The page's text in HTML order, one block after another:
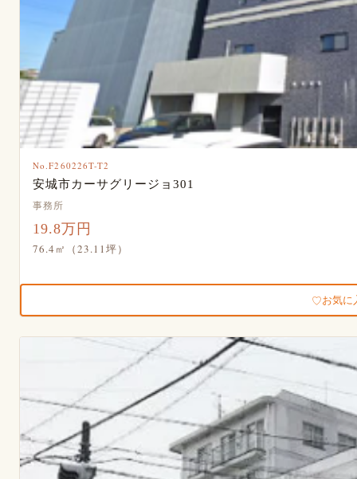
No.F260226T-T2
安城市カーサグリージョ301
事務所
19.8万円
76.4㎡（23.11坪）
お気に